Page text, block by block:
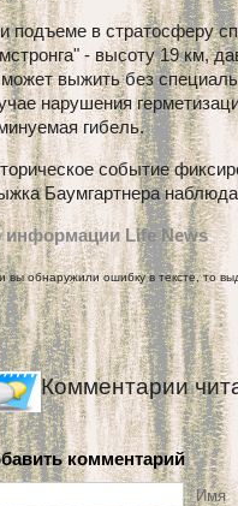
подъеме в стратосферу
- высоту 19 км,
выжить без
нарушения
гибель.
событие
Баумгартнера
информации Life News
вы обнаружили ошибку в тексте, то
Комментарии
комментарий
Имя